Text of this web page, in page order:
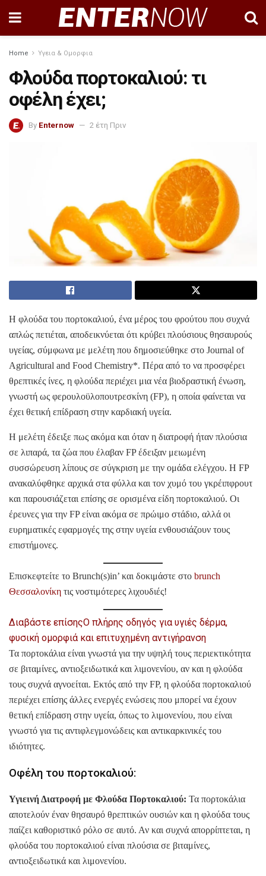
Home Υγεια & Ομορφια
Φλούδα πορτοκαλιού: τι
οφέλη έχει;
By Enternow 2 έτη Πριν
Η φλούδα του πορτοκαλιού, ένα μέρος του φρούτου που συχνά
απλώς πετιέται, αποδεικνύεται ότι κρύβει πλούσιους θησαυρούς
υγείας, σύμφωνα με μελέτη που δημοσιεύθηκε στο Journal of
Agricultural and Food Chemistry*. Πέρα από το να προσφέρει
θρεπτικές ίνες, η φλούδα περιέχει μια νέα βιοδραστική ένωση,
γνωστή ως φερουλοϋλοπουτρεσκίνη (FP), η οποία φαίνεται να
έχει θετική επίδραση στην καρδιακή υγεία.
Η μελέτη έδειξε πως ακόμα και όταν η διατροφή ήταν πλούσια
σε λιπαρά, τα ζώα που έλαβαν FP έδειξαν μειωμένη
συσσώρευση λίπους σε σύγκριση με την ομάδα ελέγχου. Η FP
ανακαλύφθηκε αρχικά στα φύλλα και τον χυμό του γκρέιπφρουτ
και παρουσιάζεται επίσης σε ορισμένα είδη πορτοκαλιού. Οι
έρευνες για την FP είναι ακόμα σε πρώιμο στάδιο, αλλά οι
ευρηματικές εφαρμογές της στην υγεία ενθουσιάζουν τους
επιστήμονες.
Επισκεφτείτε το Brunch(s)in’ και δοκιμάστε στο brunch
Θεσσαλονίκη τις νοστιμότερες λιχουδιές!
Διαβάστε επίσηςΟ πλήρης οδηγός για υγιές δέρμα,
φυσική ομορφιά και επιτυχημένη αντιγήρανση
Τα πορτοκάλια είναι γνωστά για την υψηλή τους περιεκτικότητα
σε βιταμίνες, αντιοξειδωτικά και λιμονενίου, αν και η φλούδα
τους συχνά αγνοείται. Εκτός από την FP, η φλούδα πορτοκαλιού
περιέχει επίσης άλλες ενεργές ενώσεις που μπορεί να έχουν
θετική επίδραση στην υγεία, όπως το λιμονενίου, που είναι
γνωστό για τις αντιφλεγμονώδεις και αντικαρκινικές του
ιδιότητες.
Οφέλη του πορτοκαλιού:
Υγιεινή Διατροφή με Φλούδα Πορτοκαλιού: Τα πορτοκάλια
αποτελούν έναν θησαυρό θρεπτικών ουσιών και η φλούδα τους
παίζει καθοριστικό ρόλο σε αυτό. Αν και συχνά απορρίπτεται, η
φλούδα του πορτοκαλιού είναι πλούσια σε βιταμίνες,
αντιοξειδωτικά και λιμονενίου.